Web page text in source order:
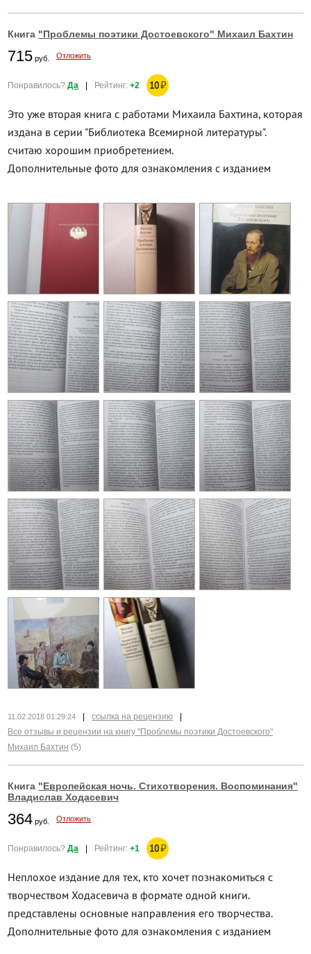
Книга "Проблемы поэтики Достоевского" Михаил Бахтин
715 руб. Отложить
Понравилось?Да | Рейтинг:+2 10₽
Это уже вторая книга с работами Михаила Бахтина, которая
издана в серии "Библиотека Всемирной литературы".
считаю хорошим приобретением.
Дополнительные фото для ознакомления с изданием
11.02.2018 01:29:24 ссылка на рецензию
Все отзывы и рецензии на книгу "Проблемы поэтики Достоевского"
Михаил Бахтин (5)
Книга "Европейская ночь. Стихотворения. Воспоминания"
Владислав Ходасевич
364 руб. Отложить
Понравилось?Да | Рейтинг:+1 10₽
Неплохое издание для тех, кто хочет познакомиться с
творчеством Ходасевича в формате одной книги.
представлены основные направления его творчества.
Дополнительные фото для ознакомления с изданием